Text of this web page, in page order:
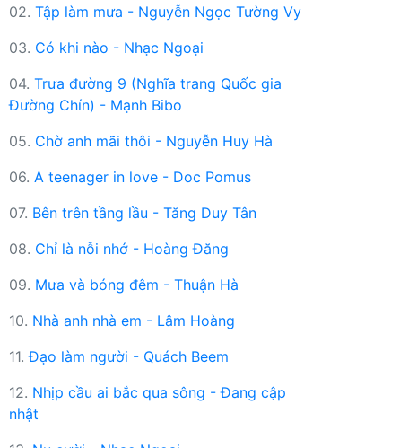
02. Tập làm mưa - Nguyễn Ngọc Tường Vy
03. Có khi nào - Nhạc Ngoại
04. Trưa đường 9 (Nghĩa trang Quốc gia
Đường Chín) - Mạnh Bibo
05. Chờ anh mãi thôi - Nguyễn Huy Hà
06. A teenager in love - Doc Pomus
07. Bên trên tầng lầu - Tăng Duy Tân
08. Chỉ là nỗi nhớ - Hoàng Đăng
09. Mưa và bóng đêm - Thuận Hà
10. Nhà anh nhà em - Lâm Hoàng
11.Đạo làm người - Quách Beem
12. Nhịp cầu ai bắc qua sông - Đang cập
nhật